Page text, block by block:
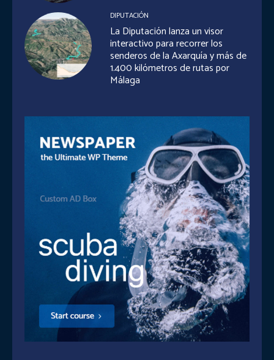
DIPUTACIÓN
La Diputación lanza un visor
interactivo para recorrer los
senderos de la Axarquía y más de
1.400 kilómetros de rutas por
Málaga